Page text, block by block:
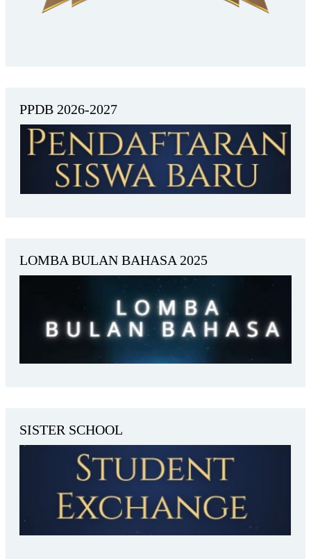
PPDB 2026-2027
LOMBA BULAN BAHASA 2025
SISTER SCHOOL